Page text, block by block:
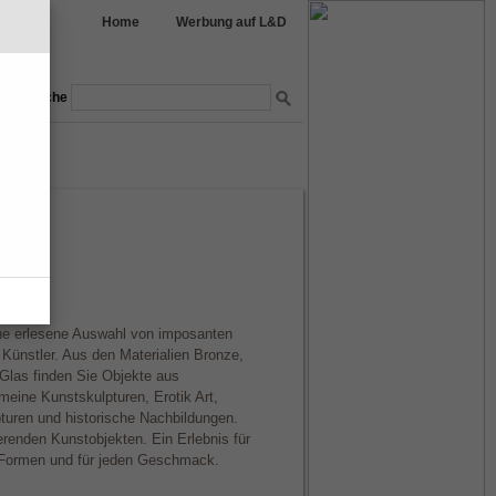
Home Werbung auf L&D
Suche
erlesene Auswahl von imposanten
Aus den Materialien Bronze,
finden Sie Objekte aus
Kunstskulpturen, Erotik Art,
und historische Nachbildungen.
Kunstobjekten. Ein Erlebnis für
und für jeden Geschmack.